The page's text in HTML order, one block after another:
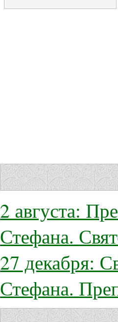
2 августа:
Стефана.
27 декабря:
Стефана.